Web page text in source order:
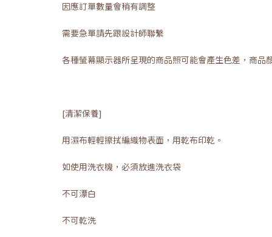
因應訂單數量會稍有調整
需要急單請先跟設計師聯繫
各種螢幕顯示器所呈現的商品照可能會產生色差，商品
[清潔保養]
用濕布輕輕擦拭編織物表面，用乾布印乾。
如使用洗衣機，必須放進洗衣袋
不可漂白
不可乾洗